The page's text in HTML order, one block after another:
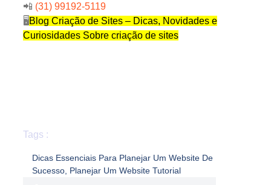
📲 (31) 99192-5119
🖥Blog Criação de Sites – Dicas, Novidades e
Curiosidades Sobre criação de sites
Tags :
Dicas Essenciais Para Planejar Um Website De
Sucesso Planejar Um Website Tutorial